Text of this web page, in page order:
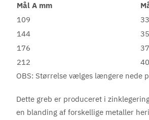
Mål A mm
109
33
144
35
176
37
212
40
OBS: Størrelse vælges længere nede
Dette greb er produceret i
en blanding af forskellige metaller